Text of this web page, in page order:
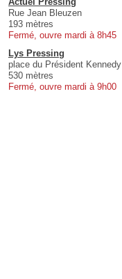
Rue Jean Bleuzen
193 mètres
Fermé, ouvre mardi à 8h45
Lys Pressing
place du Président Kennedy
530 mètres
Fermé, ouvre mardi à 9h00